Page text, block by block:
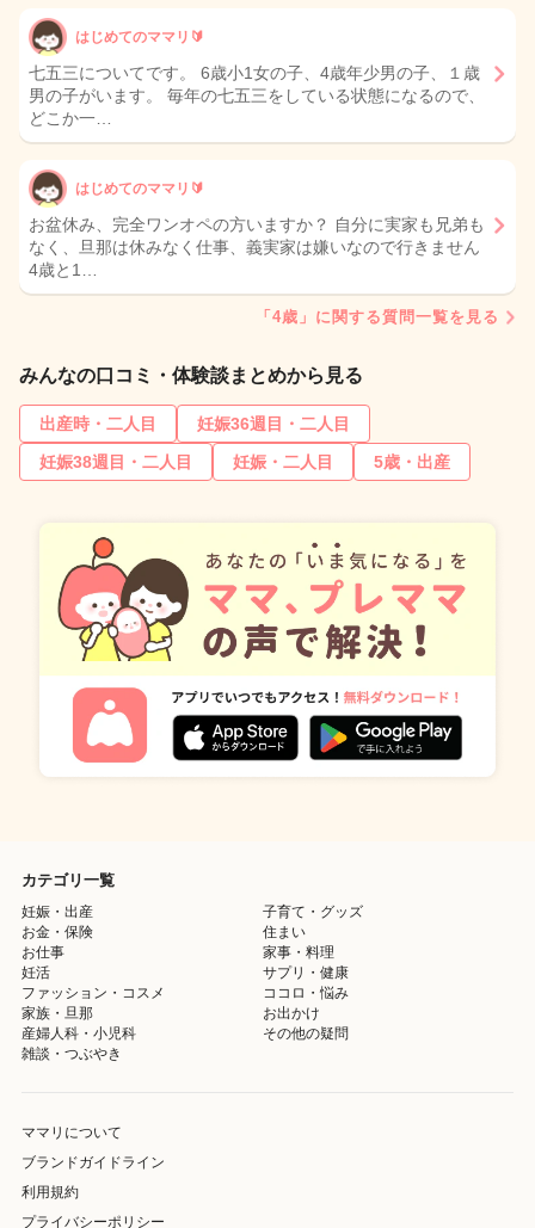
はじめてのママリ🔰
七五三についてです。 6歳小1女の子、4歳年少男の子、１歳
男の子がいます。 毎年の七五三をしている状態になるので、
どこか一…
はじめてのママリ🔰
お盆休み、完全ワンオペの方いますか？ 自分に実家も兄弟も
なく、旦那は休みなく仕事、義実家は嫌いなので行きません
4歳と1…
「4歳」に関する質問一覧を見る
みんなの口コミ・体験談まとめから見る
出産時・二人目
妊娠36週目・二人目
妊娠38週目・二人目
妊娠・二人目 5歳・出産
カテゴリ一覧
妊娠・出産
子育て・グッズ
お金・保険
住まい
お仕事
家事・料理
妊活
サプリ・健康
ファッション・コスメ
ココロ・悩み
家族・旦那
お出かけ
産婦人科・小児科
その他の疑問
雑談・つぶやき
ママリについて
ブランドガイドライン
利用規約
プライバシーポリシー